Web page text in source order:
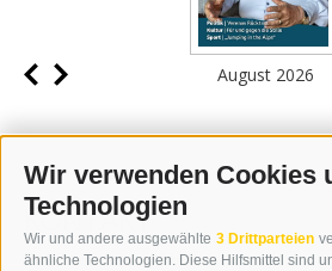
Wir verwenden Cookies
Technologien
Wir und andere ausgewählte 3 Drittparteien
ähnliche Technologien. Diese Hilfsmittel sind
August 2026
KONTAKT
WIPP-MEDIA GMBH